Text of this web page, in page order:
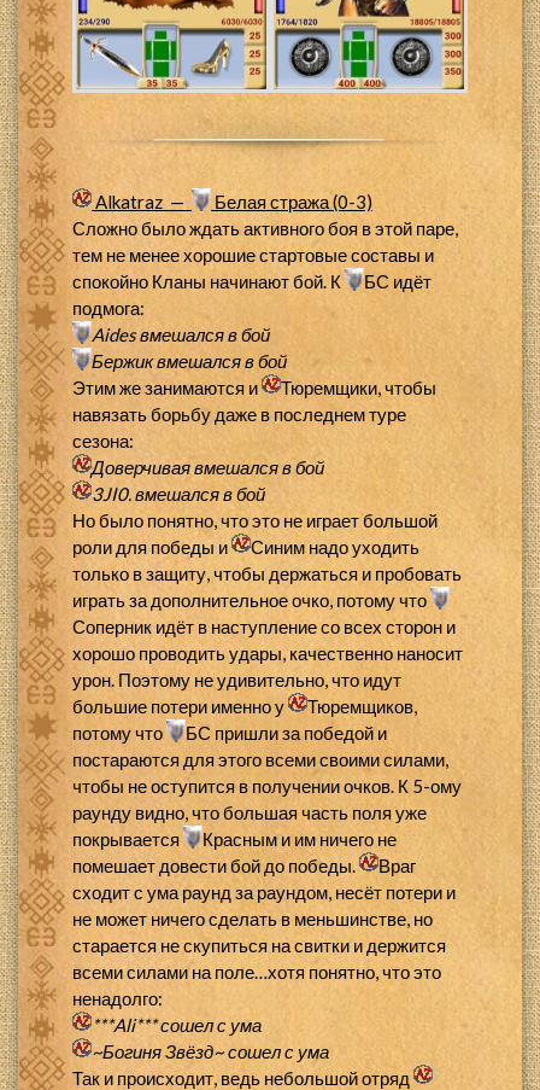
Alkatraz —
Белая стража (0-3)
Сложно было ждать активного боя в этой паре,
тем не менее хорошие стартовые составы и
спокойно Кланы начинают бой. К
БС идёт
подмога:
Aidesвмешался в бой
Бержиквмешался в бой
Этим же занимаются и
Тюремщики, чтобы
навязать борьбу даже в последнем туре
сезона:
Доверчиваявмешался в бой
3JI0.вмешался в бой
Но было понятно, что это не играет большой
роли для победы и
Синим надо уходить
только в защиту, чтобы держаться и пробовать
играть за дополнительное очко, потому что
Соперник идёт в наступление со всех сторон и
хорошо проводить удары, качественно наносит
урон. Поэтому не удивительно, что идут
большие потери именно у
Тюремщиков,
потому что
БС пришли за победой и
постараются для этого всеми своими силами,
чтобы не оступится в получении очков. К 5-ому
раунду видно, что большая часть поля уже
покрывается
Красным и им ничего не
помешает довести бой до победы.
Враг
сходит с ума раунд за раундом, несёт потери и
не может ничего сделать в меньшинстве, но
старается не скупиться на свитки и держится
всеми силами на поле…хотя понятно, что это
ненадолго:
***Ali***сошел с ума
~Богиня Звёзд~сошел с ума
Так и происходит, ведь небольшой отряд